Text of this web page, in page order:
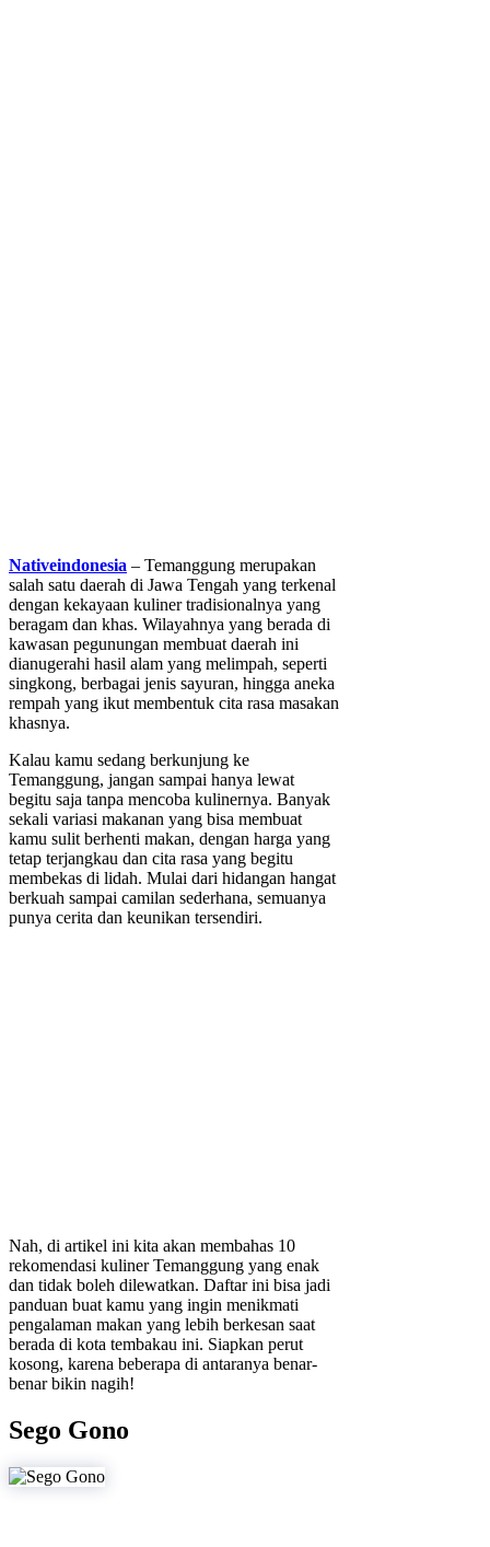
Nativeindonesia – Temanggung merupakan
salah satu daerah di Jawa Tengah yang terkenal
dengan kekayaan kuliner tradisionalnya yang
beragam dan khas. Wilayahnya yang berada di
kawasan pegunungan membuat daerah ini
dianugerahi hasil alam yang melimpah, seperti
singkong, berbagai jenis sayuran, hingga aneka
rempah yang ikut membentuk cita rasa masakan
khasnya.
Kalau kamu sedang berkunjung ke
Temanggung, jangan sampai hanya lewat
begitu saja tanpa mencoba kulinernya. Banyak
sekali variasi makanan yang bisa membuat
kamu sulit berhenti makan, dengan harga yang
tetap terjangkau dan cita rasa yang begitu
membekas di lidah. Mulai dari hidangan hangat
berkuah sampai camilan sederhana, semuanya
punya cerita dan keunikan tersendiri.
Nah, di artikel ini kita akan membahas 10
rekomendasi kuliner Temanggung yang enak
dan tidak boleh dilewatkan. Daftar ini bisa jadi
panduan buat kamu yang ingin menikmati
pengalaman makan yang lebih berkesan saat
berada di kota tembakau ini. Siapkan perut
kosong, karena beberapa di antaranya benar-
benar bikin nagih!
Sego Gono